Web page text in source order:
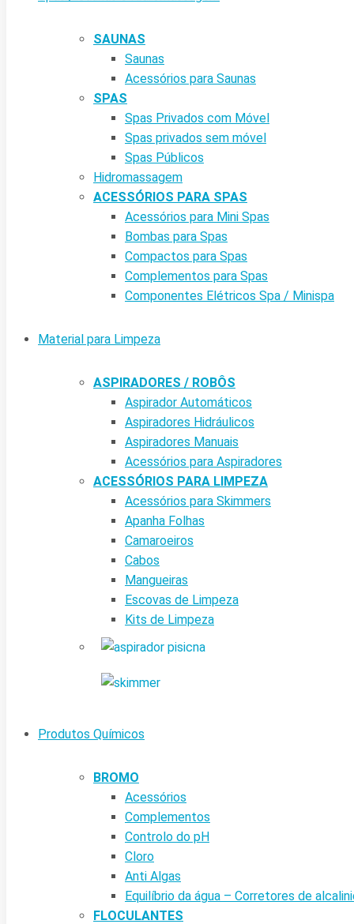
SAUNAS
Saunas
Acessórios para Saunas
SPAS
Spas Privados com Móvel
Spas privados sem móvel
Spas Públicos
Hidromassagem
ACESSÓRIOS PARA SPAS
Acessórios para Mini Spas
Bombas para Spas
Compactos para Spas
Complementos para Spas
Componentes Elétricos Spa / Minispa
Material para Limpeza
ASPIRADORES / ROBÔS
Aspirador Automáticos
Aspiradores Hidráulicos
Aspiradores Manuais
Acessórios para Aspiradores
ACESSÓRIOS PARA LIMPEZA
Acessórios para Skimmers
Apanha Folhas
Camaroeiros
Cabos
Mangueiras
Escovas de Limpeza
Kits de Limpeza
Produtos Químicos
BROMO
Acessórios
Complementos
Controlo do pH
Cloro
Anti Algas
Equilíbrio da água – Corretores de
FLOCULANTES